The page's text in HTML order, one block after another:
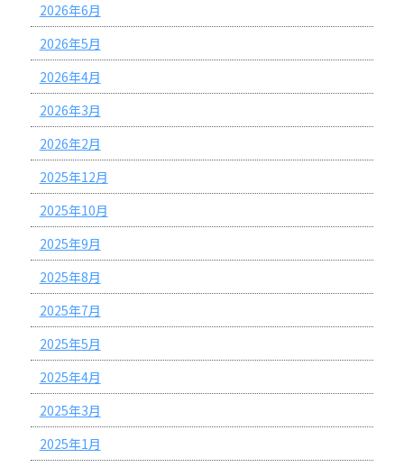
2026年6月
2026年5月
2026年4月
2026年3月
2026年2月
2025年12月
2025年10月
2025年9月
2025年8月
2025年7月
2025年5月
2025年4月
2025年3月
2025年1月